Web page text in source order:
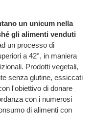
un unicum nella
gli alimenti venduti
un processo di
a 42°, in maniera
Prodotti vegetali,
senza glutine, essiccati
l'obiettivo di donare
con i numerosi
di alimenti con